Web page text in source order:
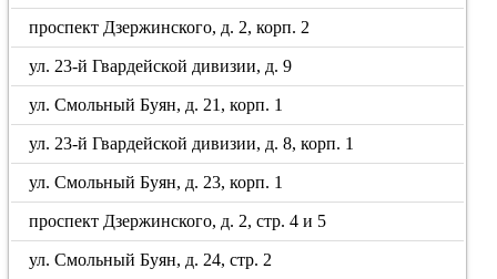
проспект Дзержинского, д. 2, корп. 2
ул. 23-й Гвардейской дивизии, д. 9
ул. Смольный Буян, д. 21, корп. 1
ул. 23-й Гвардейской дивизии, д. 8, корп. 1
ул. Смольный Буян, д. 23, корп. 1
проспект Дзержинского, д. 2, стр. 4 и 5
ул. Смольный Буян, д. 24, стр. 2